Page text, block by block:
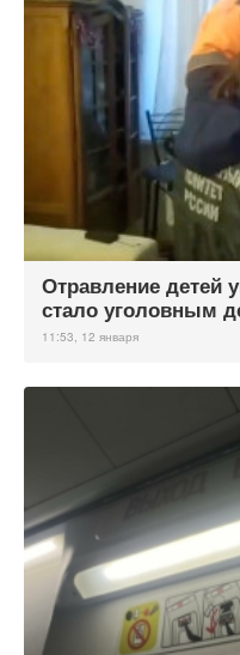
Отравление детей
стало уголовным
11:53, 12 января